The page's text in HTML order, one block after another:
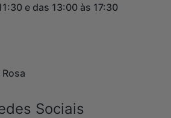
e das 13:00 às 17:30
Sociais